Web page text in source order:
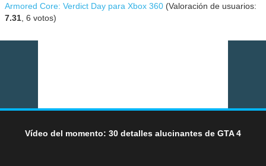
Armored Core: Verdict Day para Xbox 360 (Valoración de usuarios:
7.31 ,6 votos)
Vídeo del momento: 30 detalles alucinantes de GTA 4